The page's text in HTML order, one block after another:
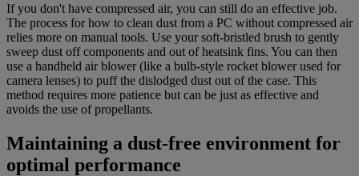
If you don't have compressed air, you can still do an effective job.
The process for how to clean dust from a PC without compressed air
relies more on manual tools. Use your soft-bristled brush to gently
sweep dust off components and out of heatsink fins. You can then
use a handheld air blower (like a bulb-style rocket blower used for
camera lenses) to puff the dislodged dust out of the case. This
method requires more patience but can be just as effective and
avoids the use of propellants.
Maintaining a dust-free environment for
optimal performance